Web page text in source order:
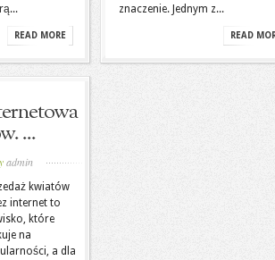
READ MORE
znaczenie. Jednym z...
READ
...
admin
kwiatów
internet to
które
na
a dla